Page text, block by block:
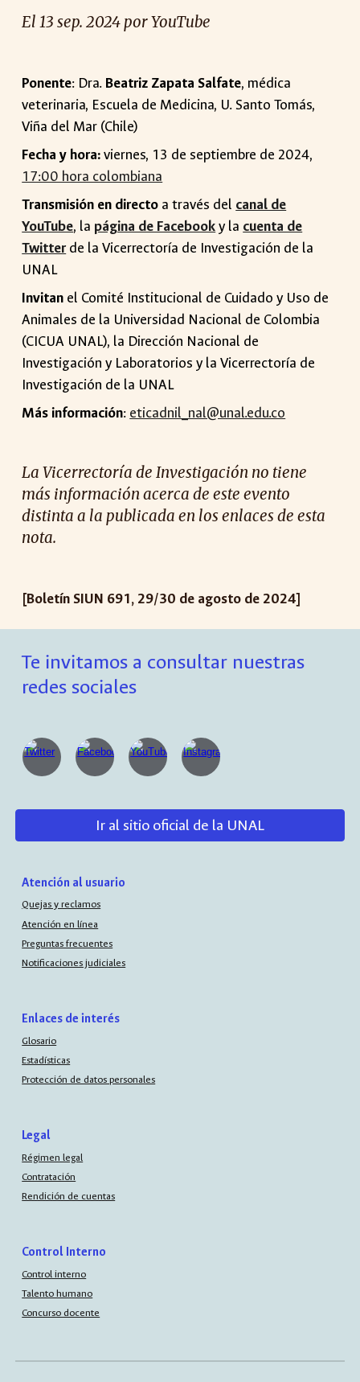
El 13 sep. 2024 por YouTube
Ponente: Dra. Beatriz Zapata Salfate, médica
veterinaria, Escuela de Medicina, U. Santo Tomás,
Viña del Mar (Chile)
Fecha y hora:viernes, 13 de septiembre de 2024,
17:00 hora colombiana
Transmisión en directo a través del canal de
YouTube, la página de Facebooky la cuenta de
Twitterde la Vicerrectoría de Investigación de la
UNAL
Invitan el Comité Institucional de Cuidado y Uso de
Animales de la Universidad Nacional de Colombia
(CICUA UNAL), la Dirección Nacional de
Investigación y Laboratorios y la Vicerrectoría de
Investigación de la UNAL
Más información: eticadnil_nal@unal.edu.co
La Vicerrectoría de Investigación no tiene
más información acerca de este evento
distinta a la publicada en los enlaces de esta
nota.
[Boletín SIUN 691, 29/30 de agosto de 2024]
Te invitamos a consultar nuestras
redes sociales
Ir al sitio oficial de la UNAL
Atención al usuario
Quejas y reclamos
Atención en línea
Preguntas frecuentes
Notificaciones judiciales
Enlaces de interés
Glosario
Estadísticas
Protección de datos personales
Legal
Régimen legal
Contratación
Rendición de cuentas
Control Interno
Control interno
Talento humano
Concurso docente